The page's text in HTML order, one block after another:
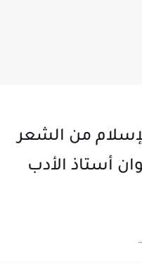
من الشعر
أستاذ الأدب